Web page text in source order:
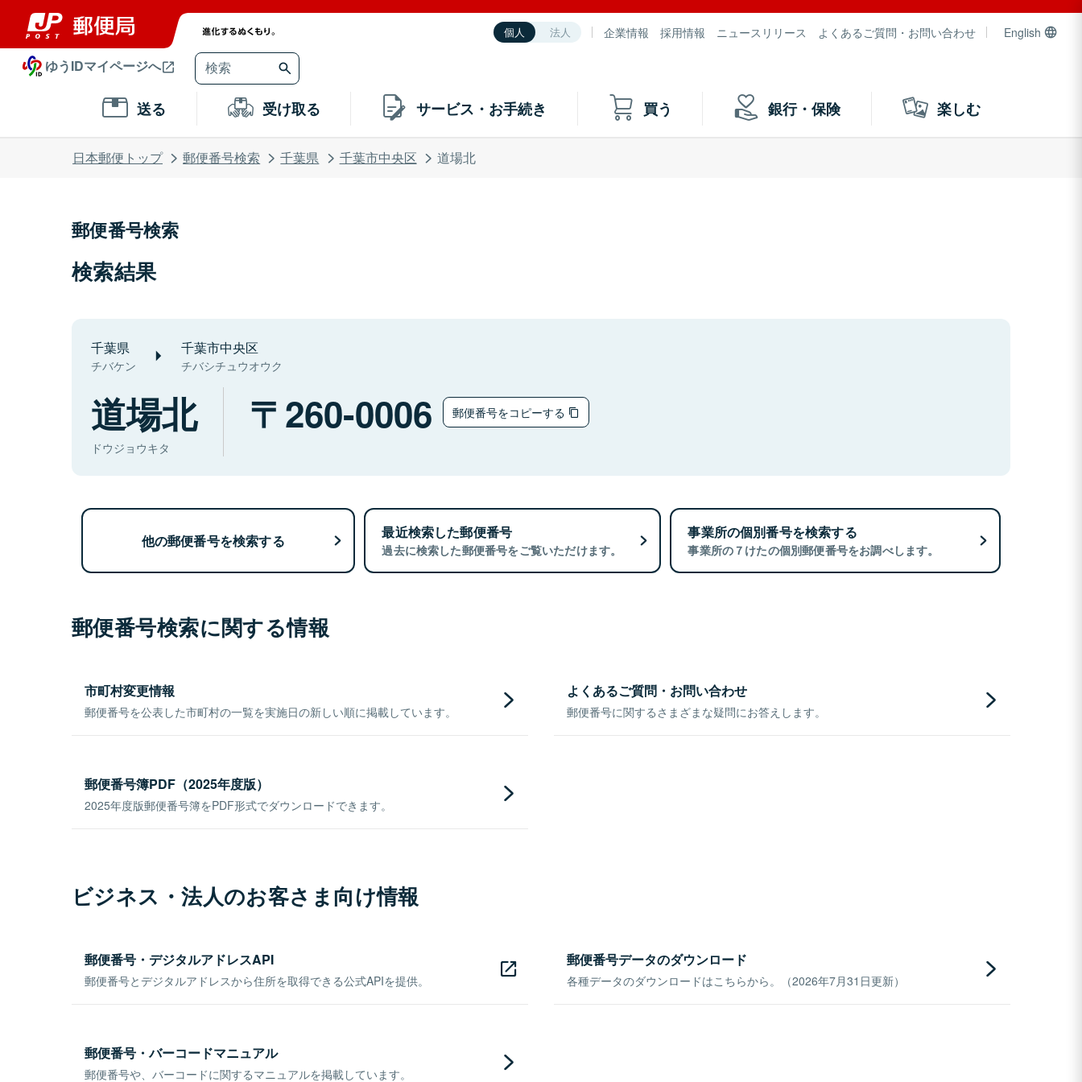
個人 法人 企業情報 採用情報 ニュースリリース よくあるご質問・お問い合わせ English
ゆうIDマイページへ
送る 受け取る サービス・お手続き 買う 銀行・保険 楽しむ
日本郵便トップ 郵便番号検索 千葉県 千葉市中央区 道場北
郵便番号検索
検索結果
千葉県
チバケン
千葉市中央区
チバシチュウオウク
道場北
ドウジョウキタ
260-0006 郵便番号をコピーする
他の郵便番号を検索する 最近検索した郵便番号
過去に検索した郵便番号をご覧いただけます。
事業所の個別番号を検索する
事業所の７けたの個別郵便番号をお調べします。
郵便番号検索に関する情報
市町村変更情報
郵便番号を公表した市町村の一覧を実施日の新しい順に掲載しています。
よくあるご質問・お問い合わせ
郵便番号に関するさまざまな疑問にお答えします。
郵便番号簿PDF（2025年度版）
2025年度版郵便番号簿をPDF形式でダウンロードできます。
ビジネス・法人のお客さま向け情報
郵便番号・デジタルアドレスAPI
郵便番号とデジタルアドレスから住所を取得できる公式APIを提供。
郵便番号データのダウンロード
各種データのダウンロードはこちらから。（2026年7月31日更新）
郵便番号・バーコードマニュアル
郵便番号や、バーコードに関するマニュアルを掲載しています。